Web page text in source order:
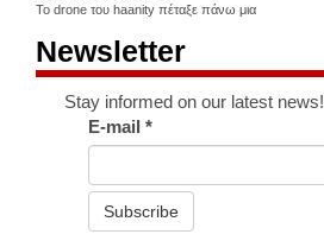
Το drone του haanity πέταξε πάνω μια
Newsletter
Stay informed on our latest news!
E-mail*
Subscribe